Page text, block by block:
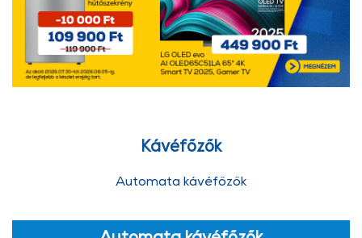
Kávéfőzők
Automata kávéfőzők